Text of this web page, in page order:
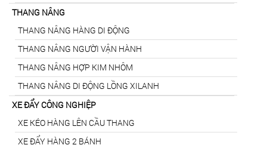
THANG NÂNG
THANG NÂNG HÀNG DI ĐỘNG
THANG NÂNG NGƯỜI VẬN HÀNH
THANG NÂNG HỢP KIM NHÔM
THANG NÂNG DI ĐỘNG LỒNG XILANH
XE ĐẨY CÔNG NGHIỆP
XE KÉO HÀNG LÊN CẦU THANG
XE ĐẨY HÀNG 2 BÁNH